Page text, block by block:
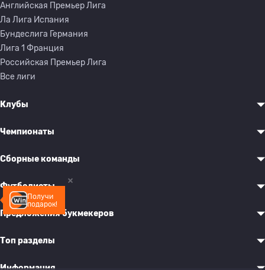
Получи
подарок!
Английская Премьер Лига
Ла Лига Испания
Бундеслига Германия
Лига 1 Франция
Российская Премьер Лига
Все лиги
Клубы
Чемпионаты
Сборные команды
Футболисты
Предложения букмекеров
Топ разделы